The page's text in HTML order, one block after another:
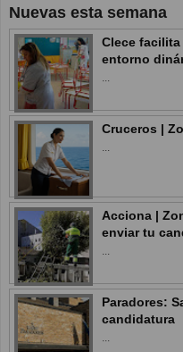
Nuevas esta semana
Clece
entorno
...
Cruceros |
...
Acciona |
enviar tu
...
Paradores:
candidatura
...